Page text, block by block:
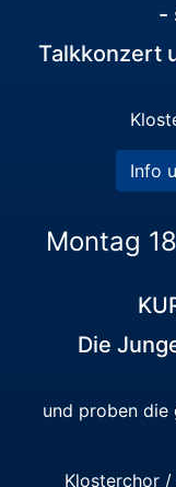
-
Talkkonzert
Info
Montag
Die
und proben die
Klosterchor /